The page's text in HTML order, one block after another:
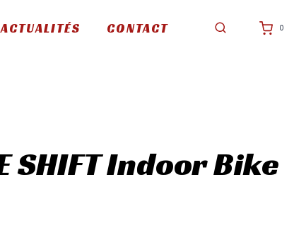
ACTUALITÉS CONTACT 0
SHIFT Indoor Bike
KICKR